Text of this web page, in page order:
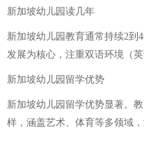
新加坡幼儿园读几年
新加坡幼儿园教育通常持续2到
发展为核心，注重双语环境（
新加坡幼儿园留学优势
新加坡幼儿园留学优势显著。
样，涵盖艺术、体育等多领域